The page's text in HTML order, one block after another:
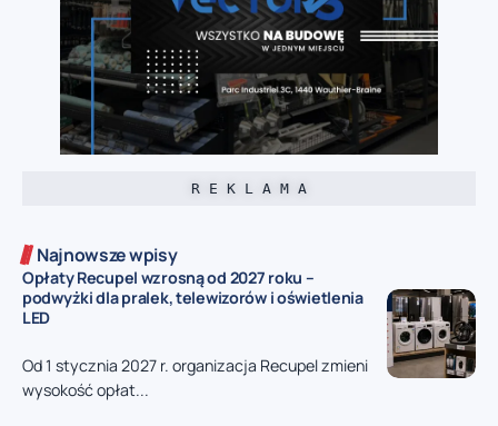
R E K L A M A
Najnowsze wpisy
Opłaty Recupel wzrosną od 2027 roku –
podwyżki dla pralek, telewizorów i oświetlenia
LED
Od 1 stycznia 2027 r. organizacja Recupel zmieni
wysokość opłat...